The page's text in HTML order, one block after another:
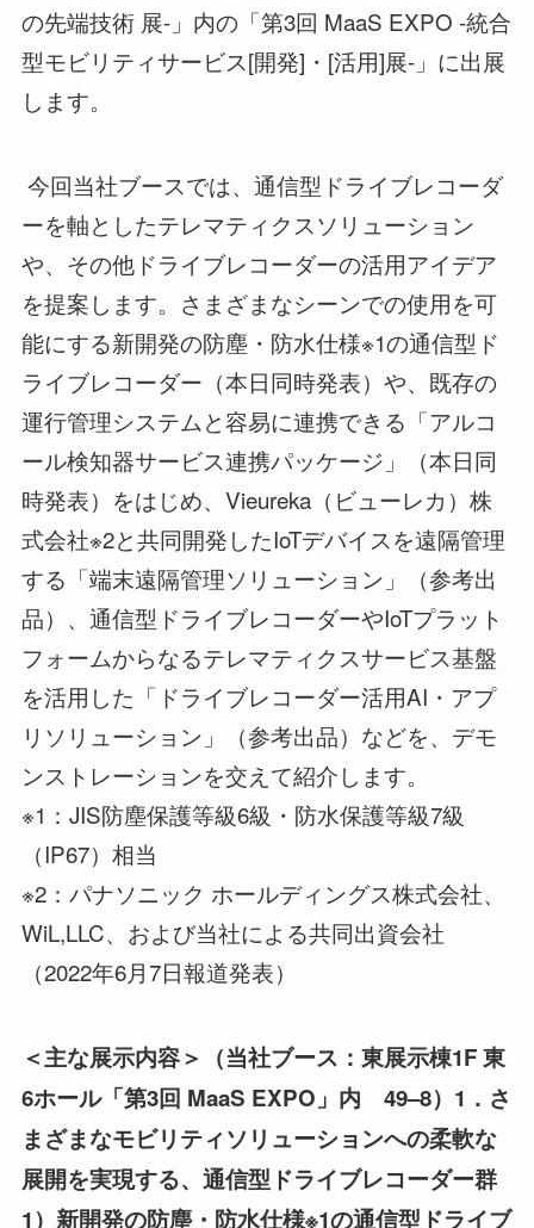
の先端技術 展-」内の「第3回 MaaS EXPO -統合
型モビリティサービス[開発]・[活用]展-」に出展
します。
今回当社ブースでは、通信型ドライブレコーダ
ーを軸としたテレマティクスソリューション
や、その他ドライブレコーダーの活用アイデア
を提案します。さまざまなシーンでの使用を可
能にする新開発の防塵・防水仕様※1の通信型ド
ライブレコーダー（本日同時発表）や、既存の
運行管理システムと容易に連携できる「アルコ
ール検知器サービス連携パッケージ」（本日同
時発表）をはじめ、Vieureka（ビューレカ）株
式会社※2と共同開発したIoTデバイスを遠隔管理
する「端末遠隔管理ソリューション」（参考出
品）、通信型ドライブレコーダーやIoTプラット
フォームからなるテレマティクスサービス基盤
を活用した「ドライブレコーダー活用AI・アプ
リソリューション」（参考出品）などを、デモ
ンストレーションを交えて紹介します。
※1：JIS防塵保護等級6級・防水保護等級7級
（IP67）相当
※2：パナソニック ホールディングス株式会社、
WiL,LLC、および当社による共同出資会社
（2022年6月7日報道発表）
＜主な展示内容＞（当社ブース： 東展示棟1F東
6ホール「第3回 MaaS EXPO」内 49–8） 1 ． さ
まざまなモビリティソリューションへの柔軟な
展開を実現する、通信型ドライブレコーダー群
1） 新開発の防塵・防水仕様※1の通信型ドライブ